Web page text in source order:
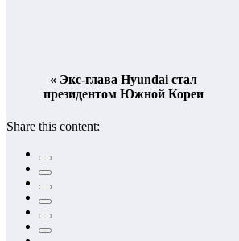
« Экс-глава Hyundai стал
президентом Южной Кореи
Share this content: